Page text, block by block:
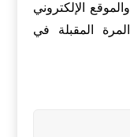
الإلكتروني
المقبلة في